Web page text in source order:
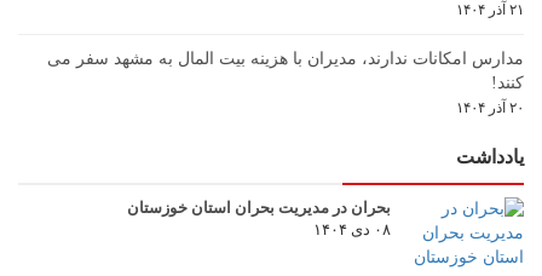
۲۱ آذر ۱۴۰۴
مدارس امکانات ندارند، مدیران با هزینه بیت المال به مشهد سفر می
کنند!
۲۰ آذر ۱۴۰۴
یادداشت
بحران در مدیریت بحران استان خوزستان
۰۸ دی ۱۴۰۴